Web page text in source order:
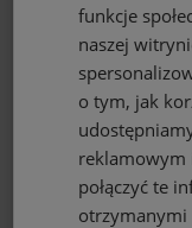
funkcje
naszej
o tym, jak
reklamowym
połączyć te
otrzymanymi